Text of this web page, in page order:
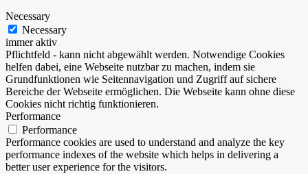
Necessary
Necessary
immer aktiv
Pflichtfeld - kann nicht abgewählt werden. Notwendige Cookies
helfen dabei, eine Webseite nutzbar zu machen, indem sie
Grundfunktionen wie Seitennavigation und Zugriff auf sichere
Bereiche der Webseite ermöglichen. Die Webseite kann ohne diese
Cookies nicht richtig funktionieren.
Performance
Performance
Performance cookies are used to understand and analyze the key
performance indexes of the website which helps in delivering a
better user experience for the visitors.